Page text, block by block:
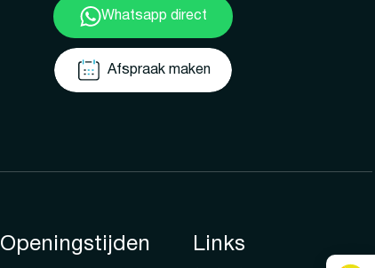
Whatsapp direct
Afspraak maken
Openingstijden Links